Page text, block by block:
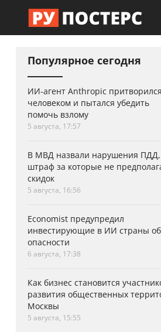
Популярное сегодня
ИИ-агент Anthropic притворился
человеком и пытался убедить
помочь взлому
5 августа, 17:57
В МВД назвали нарушения ПДД,
штраф за которые не
скидок
5 августа, 16:56
Economist предупредил
инвестирующие в ИИ страны об
опасности
6 августа, 17:38
Как бизнес становится
развития общественных
Москвы
5 августа, 15:55